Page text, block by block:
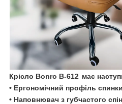
Крісло Bonro B-612 має
• Ергономічний профіль спинки
• Наповнювач з губчастого